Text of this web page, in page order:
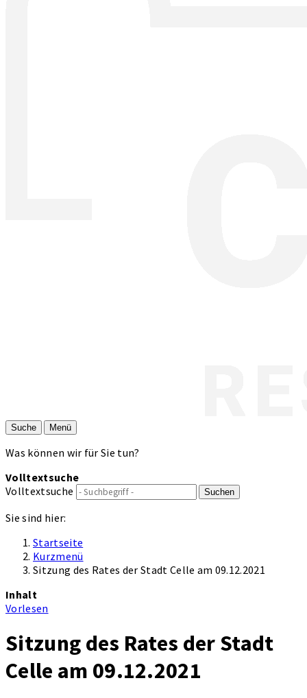
Suche Menü
Was können wir für Sie tun?
Volltextsuche
Volltextsuche
Suchen
Sie sind hier:
Startseite
Kurzmenü
Sitzung des Rates der Stadt Celle am 09.12.2021
Inhalt
Vorlesen
Sitzung des Rates der Stadt
Celle am 09.12.2021